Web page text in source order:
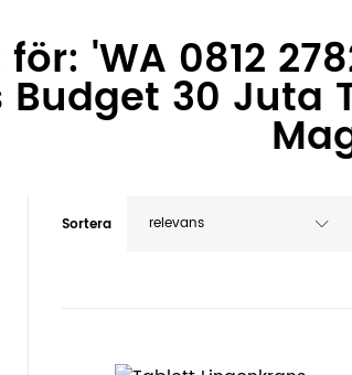
'WA 0812
30 Juta
Sortera relevans